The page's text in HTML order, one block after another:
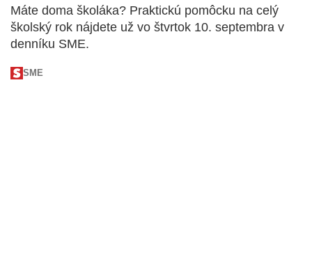
Máte doma školáka? Praktickú pomôcku na celý
školský rok nájdete už vo štvrtok 10. septembra v
denníku SME.
SME